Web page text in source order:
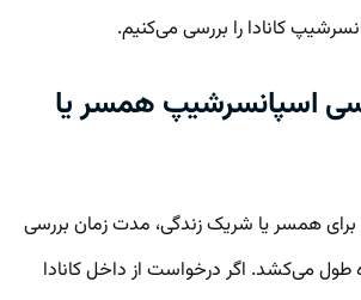
کانادا را بررسی می‌کنیم.
اسپانسرشیپ همسر یا
برای همسر یا شریک زندگی، مدت زمان بررسی
بین ۱۲ تا ۱۸ ماه طول می‌کشد. اگر درخواست از داخل کانادا